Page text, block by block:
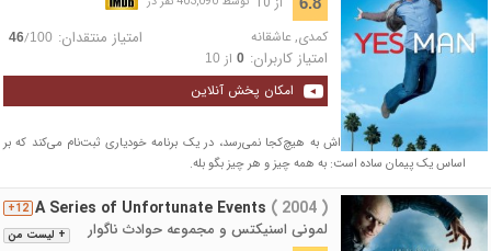
کمدی, عاشقانه امتیاز منتقدان: 46/100
امتیاز کاربران: 0از 10
امکان پخش آنلاین
کارل آلن، مردی که زندگی‌اش به هیچ‌کجا نمی‌رسد، در یک برنامه خودیاری ثبت‌نام می‌کند که بر
اساس یک پیمان ساده است: به همه چیز و هر چیز بگو بله.
+ لیست من
12+ A Series of Unfortunate Events ( 2004 )
لمونی اسنیکتس و مجموعه حوادث ناگوار